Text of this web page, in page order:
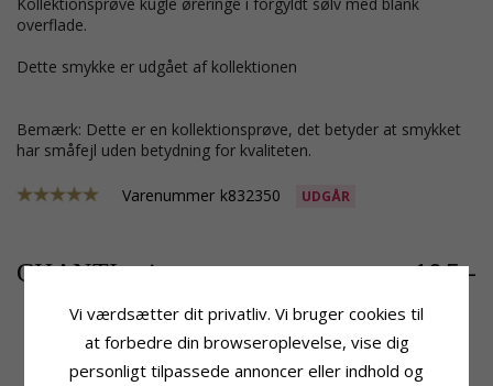
overflade.
Dette smykke er udgået af kollektionen
Bemærk: Dette er en kollektionsprøve, det betyder at smykket
har småfejl uden betydning for kvaliteten.
Varenummer k832350 UDGÅR
CHANTI pris 105,-
Produktinformation
Størrelse
Vi værdsætter dit privatliv. Vi bruger cookies til
at forbedre din browseroplevelse, vise dig
personligt tilpassede annoncer eller indhold og